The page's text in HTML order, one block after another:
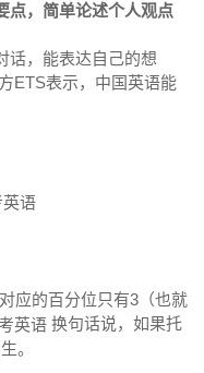
点，简单论述个人观点
话，能表达自己的想
ETS表示，中国英语能
语
应的百分位只有3（也就
换句话说，如果托
。